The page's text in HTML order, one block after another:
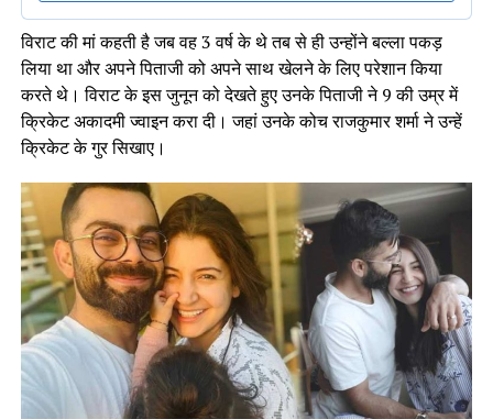
विराट की मां कहती है जब वह 3 वर्ष के थे तब से ही उन्होंने बल्ला पकड़
लिया था और अपने पिताजी को अपने साथ खेलने के लिए परेशान किया
करते थे। विराट के इस जुनून को देखते हुए उनके पिताजी ने 9 की उम्र में
क्रिकेट अकादमी ज्वाइन करा दी। जहां उनके कोच राजकुमार शर्मा ने उन्हें
क्रिकेट के गुर सिखाए।